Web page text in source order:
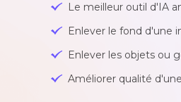
Le meilleur outil d'IA
Enlever le fond d'une
Enlever les objets ou
Améliorer qualité